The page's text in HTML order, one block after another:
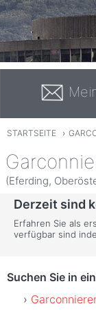
STARTSEITE ›
(Eferding,
Derzeit sind
Erfahren Sie als
verfügbar sind
Suchen Sie in